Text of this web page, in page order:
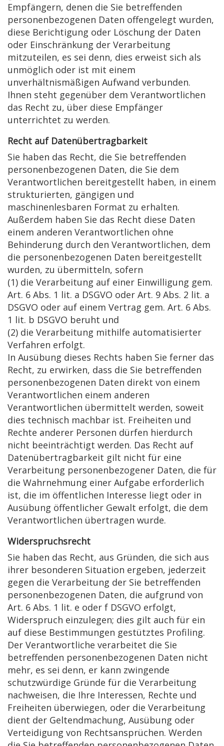
Empfängern, denen die Sie betreffenden
personenbezogenen Daten offengelegt wurden,
diese Berichtigung oder Löschung der Daten
oder Einschränkung der Verarbeitung
mitzuteilen, es sei denn, dies erweist sich als
unmöglich oder ist mit einem
unverhältnismäßigen Aufwand verbunden.
Ihnen steht gegenüber dem Verantwortlichen
das Recht zu, über diese Empfänger
unterrichtet zu werden.
Recht auf Datenübertragbarkeit
Sie haben das Recht, die Sie betreffenden
personenbezogenen Daten, die Sie dem
Verantwortlichen bereitgestellt haben, in einem
strukturierten, gängigen und
maschinenlesbaren Format zu erhalten.
Außerdem haben Sie das Recht diese Daten
einem anderen Verantwortlichen ohne
Behinderung durch den Verantwortlichen, dem
die personenbezogenen Daten bereitgestellt
wurden, zu übermitteln, sofern
(1) die Verarbeitung auf einer Einwilligung gem.
Art. 6 Abs. 1 lit. a DSGVO oder Art. 9 Abs. 2 lit. a
DSGVO oder auf einem Vertrag gem. Art. 6 Abs.
1 lit. b DSGVO beruht und
(2) die Verarbeitung mithilfe automatisierter
Verfahren erfolgt.
In Ausübung dieses Rechts haben Sie ferner das
Recht, zu erwirken, dass die Sie betreffenden
personenbezogenen Daten direkt von einem
Verantwortlichen einem anderen
Verantwortlichen übermittelt werden, soweit
dies technisch machbar ist. Freiheiten und
Rechte anderer Personen dürfen hierdurch
nicht beeinträchtigt werden. Das Recht auf
Datenübertragbarkeit gilt nicht für eine
Verarbeitung personenbezogener Daten, die für
die Wahrnehmung einer Aufgabe erforderlich
ist, die im öffentlichen Interesse liegt oder in
Ausübung öffentlicher Gewalt erfolgt, die dem
Verantwortlichen übertragen wurde.
Widerspruchsrecht
Sie haben das Recht, aus Gründen, die sich aus
ihrer besonderen Situation ergeben, jederzeit
gegen die Verarbeitung der Sie betreffenden
personenbezogenen Daten, die aufgrund von
Art. 6 Abs. 1 lit. e oder f DSGVO erfolgt,
Widerspruch einzulegen; dies gilt auch für ein
auf diese Bestimmungen gestütztes Profiling.
Der Verantwortliche verarbeitet die Sie
betreffenden personenbezogenen Daten nicht
mehr, es sei denn, er kann zwingende
schutzwürdige Gründe für die Verarbeitung
nachweisen, die Ihre Interessen, Rechte und
Freiheiten überwiegen, oder die Verarbeitung
dient der Geltendmachung, Ausübung oder
Verteidigung von Rechtsansprüchen. Werden